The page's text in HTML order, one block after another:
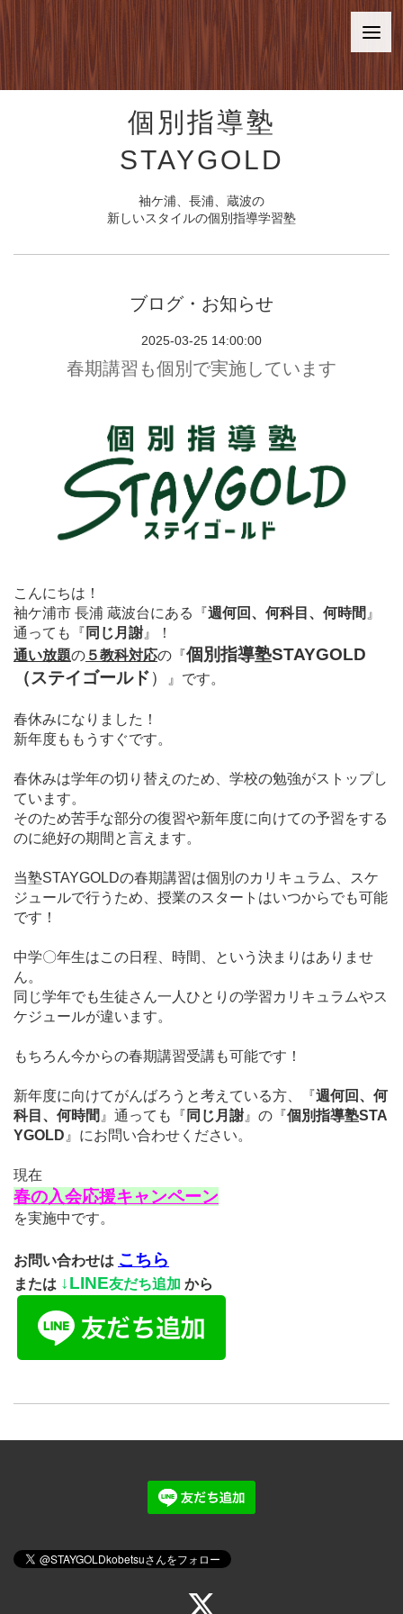
個別指導塾
STAYGOLD
袖ケ浦、長浦、蔵波の
新しいスタイルの個別指導学習塾
ブログ・お知らせ
2025-03-25 14:00:00
春期講習も個別で実施しています
こんにちは！
袖ケ浦市 長浦 蔵波台にある
『週何回、何科目、何時間 』
通っても
『 同じ月謝 』！
通い放題の ５教科対応の 『個別指導塾STAYGOLD
（ステイゴールド） 』 です。
春休みになりました！
新年度ももうすぐです。
春休みは学年の切り替えのため、学校の勉強がストップし
ています。
そのため苦手な部分の復習や新年度に向けての予習をする
のに絶好の期間と言えます。
当塾STAYGOLDの春期講習は個別のカリキュラム、スケ
ジュールで行うため、授業のスタートはいつからでも可能
です！
中学〇年生はこの日程、時間、という決まりはありませ
ん。
同じ学年でも生徒さん一人ひとりの学習カリキュラムやス
ケジュールが違います。
もちろん今からの春期講習受講も可能です！
新年度に向けてがんばろうと考えている方、『週何回、何
科目、何時間 』通っても『 同じ月謝 』 の 『個別指導塾STA
YGOLD 』にお問い合わせください。
現在
春の入会応援キャンペーン
を実施中です。
お問い合わせは こちら
または ↓LINE友だち追加 から